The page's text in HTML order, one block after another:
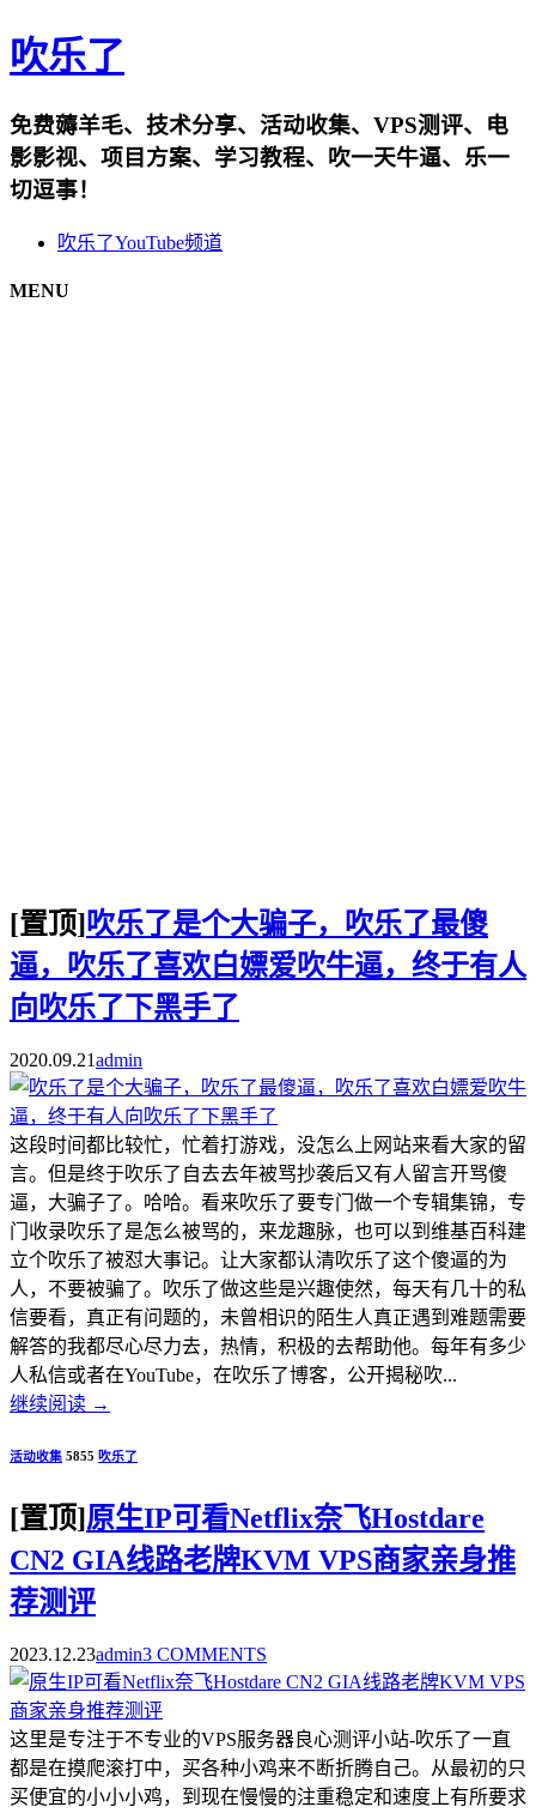
吹乐了
免费薅羊毛、技术分享、活动收集、VPS测评、电
影影视、项目方案、学习教程、吹一天牛逼、乐一
切逗事！
吹乐了YouTube频道
MENU
[置顶]吹乐了是个大骗子，吹乐了最傻
逼，吹乐了喜欢白嫖爱吹牛逼，终于有人
向吹乐了下黑手了
2020.09.21admin
这段时间都比较忙，忙着打游戏，没怎么上网站来看大家的留
言。但是终于吹乐了自去去年被骂抄袭后又有人留言开骂傻
逼，大骗子了。哈哈。看来吹乐了要专门做一个专辑集锦，专
门收录吹乐了是怎么被骂的，来龙趣脉，也可以到维基百科建
立个吹乐了被怼大事记。让大家都认清吹乐了这个傻逼的为
人，不要被骗了。吹乐了做这些是兴趣使然，每天有几十的私
信要看，真正有问题的，未曾相识的陌生人真正遇到难题需要
解答的我都尽心尽力去，热情，积极的去帮助他。每年有多少
人私信或者在YouTube，在吹乐了博客，公开揭秘吹...
继续阅读 →
活动收集 5855 吹乐了
[置顶]原生IP可看Netflix奈飞Hostdare
CN2 GIA线路老牌KVM VPS商家亲身推
荐测评
2023.12.23admin3 COMMENTS
这里是专注于不专业的VPS服务器良心测评小站-吹乐了一直
都是在摸爬滚打中，买各种小鸡来不断折腾自己。从最初的只
买便宜的小小小鸡，到现在慢慢的注重稳定和速度上有所要求